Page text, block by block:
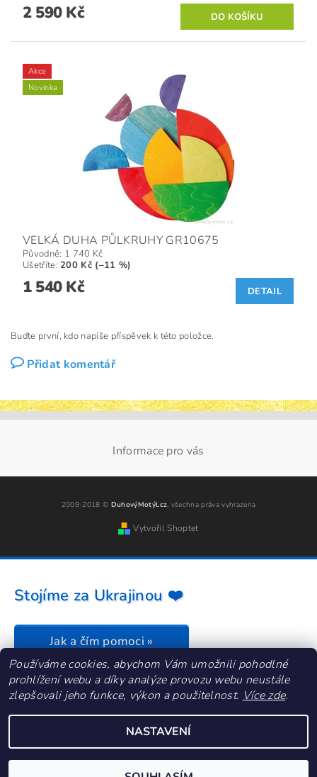
2 590 Kč
Akce
Novinka
VELKÁ DUHA PŮLKRUHY GR10675
Původně: 1 740 Kč
Ušetříte: 200 Kč (–11 %)
1 540 Kč DETAIL
Buďte první, kdo napíše příspěvek k této položce.
Přidat komentář
Informace pro vás
2009-2018 © DuhovýMotýl.cz, všechna práva vyhrazena
Vytvořil Shoptet
Používáme cookies, abychom Vám umožnili pohodlné
prohlížení webu a díky analýze provozu webu neustále
zlepšovali jeho funkce, výkon a použitelnost. Více zde.
NASTAVENÍ
Stojíme za Ukrajinou ❤️
Jak a čím pomoci »